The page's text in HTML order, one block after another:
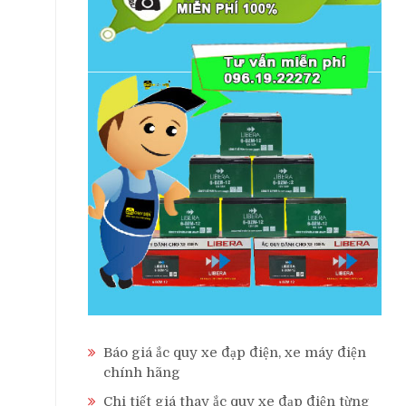
Báo giá ắc quy xe đạp điện, xe máy điện
chính hãng
Chi tiết giá thay ắc quy xe đạp điện từng